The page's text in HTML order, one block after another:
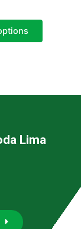
Lima